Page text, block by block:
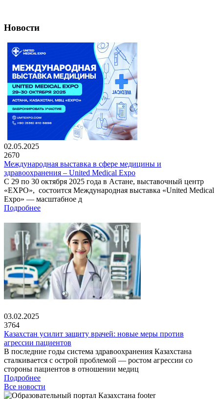
Новости
02.05.2025
2670
Международная выставка в сфере медицины и
здравоохранения – United Medical Expo
С 29 по 30 октября 2025 года в Астане, выставочный центр
«EXPO», состоится Международная выставка «United Medical
Expo» — масштабное д
Подробнее
03.02.2025
3764
Казахстан усилит защиту врачей: новые меры против
агрессии пациентов
В последние годы система здравоохранения Казахстана
сталкивается с острой проблемой — ростом агрессии со
стороны пациентов в отношении медиц
Подробнее
Все новости